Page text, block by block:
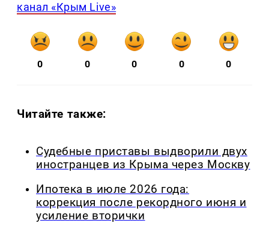
канал «Крым Live»
0 0 0 0 0
Читайте также:
Судебные приставы выдворили двух
иностранцев из Крыма через Москву
Ипотека в июле 2026 года:
коррекция после рекордного июня и
усиление вторички